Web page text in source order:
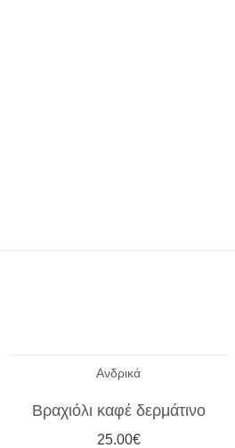
Ανδρικά
Βραχιόλι καφέ δερμάτινο
25.00€